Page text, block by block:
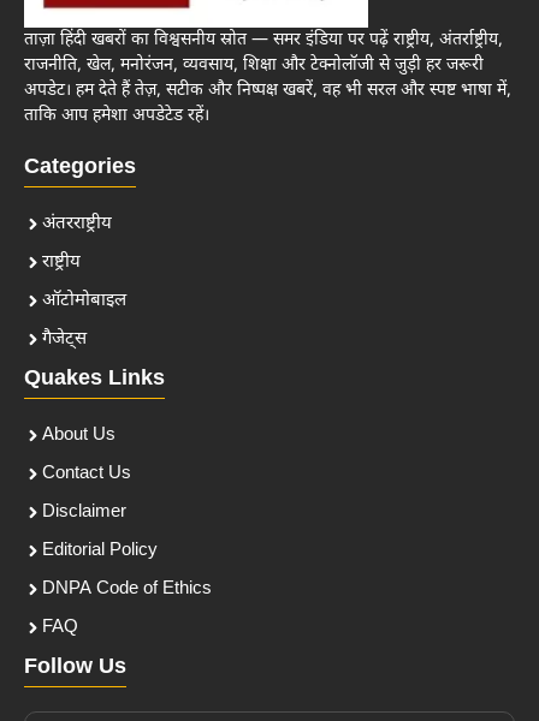
ताज़ा हिंदी खबरों का विश्वसनीय स्रोत — समर इंडिया पर पढ़ें राष्ट्रीय, अंतर्राष्ट्रीय,
राजनीति, खेल, मनोरंजन, व्यवसाय, शिक्षा और टेक्नोलॉजी से जुड़ी हर जरूरी
अपडेट। हम देते हैं तेज़, सटीक और निष्पक्ष खबरें, वह भी सरल और स्पष्ट भाषा में,
ताकि आप हमेशा अपडेटेड रहें।
Categories
अंतरराष्ट्रीय
राष्ट्रीय
ऑटोमोबाइल
गैजेट्स
Quakes Links
About Us
Contact Us
Disclaimer
Editorial Policy
DNPA Code of Ethics
FAQ
Follow Us